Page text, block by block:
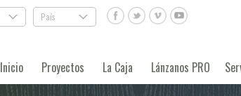
. País .
Inicio Proyectos La Caja Lánzanos PRO